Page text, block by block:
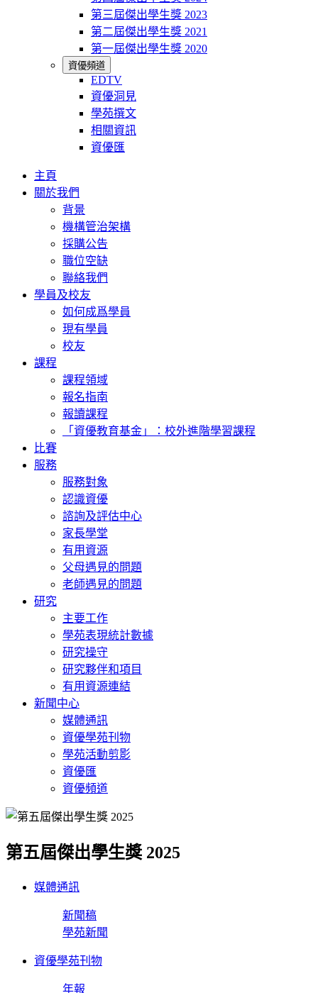
第三屆傑出學生獎 2023
第二屆傑出學生獎 2021
第一屆傑出學生獎 2020
資優頻道
EDTV
資優洞見
學苑撰文
相關資訊
資優匯
主頁
關於我們
背景
機構管治架構
採購公告
職位空缺
聯絡我們
學員及校友
如何成爲學員
現有學員
校友
課程
課程領域
報名指南
報讀課程
「資優教育基金」：校外進階學習課程
比賽
服務
服務對象
認識資優
諮詢及評估中心
家長學堂
有用資源
父母遇見的問題
老師遇見的問題
研究
主要工作
學苑表現統計數據
研究操守
研究夥伴和項目
有用資源連結
新聞中心
媒體通訊
資優學苑刊物
學苑活動剪影
資優匯
資優頻道
第五屆傑出學生獎 2025
媒體通訊
新聞稿
學苑新聞
資優學苑刊物
年報